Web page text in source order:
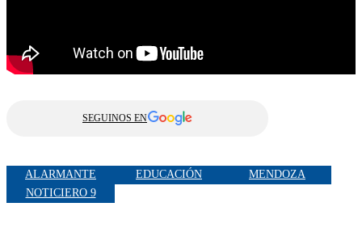
SEGUINOS EN
ALARMANTE EDUCACIÓN
MENDOZA
NOTICIERO 9